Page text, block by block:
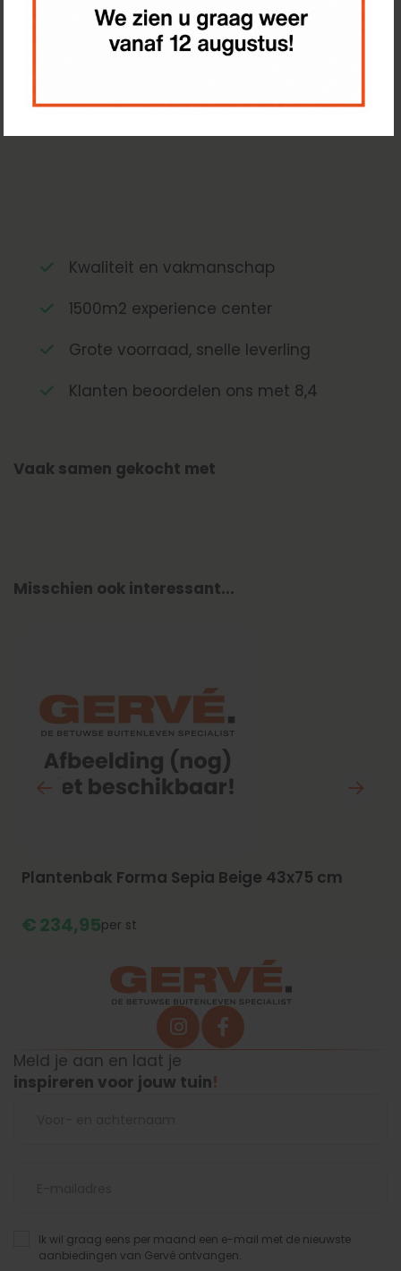
Kwaliteit en vakmanschap
1500m2 experience center
Grote voorraad, snelle leverling
Klanten beoordelen ons met 8,4
Vaak samen gekocht met
Misschien ook interessant...
Plantenbak Forma Sepia Beige 43x75 cm
€234,95 st
Meld je aan en laat je
inspireren voor jouw tuin!
Ik wil graag eens per maand een e-mail met de nieuwste
aanbiedingen van Gervé ontvangen.